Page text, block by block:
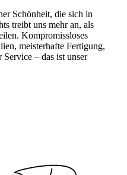
Schönheit, die sich in
treibt uns mehr an, als
Kompromissloses
meisterhafte Fertigung,
– das ist unser